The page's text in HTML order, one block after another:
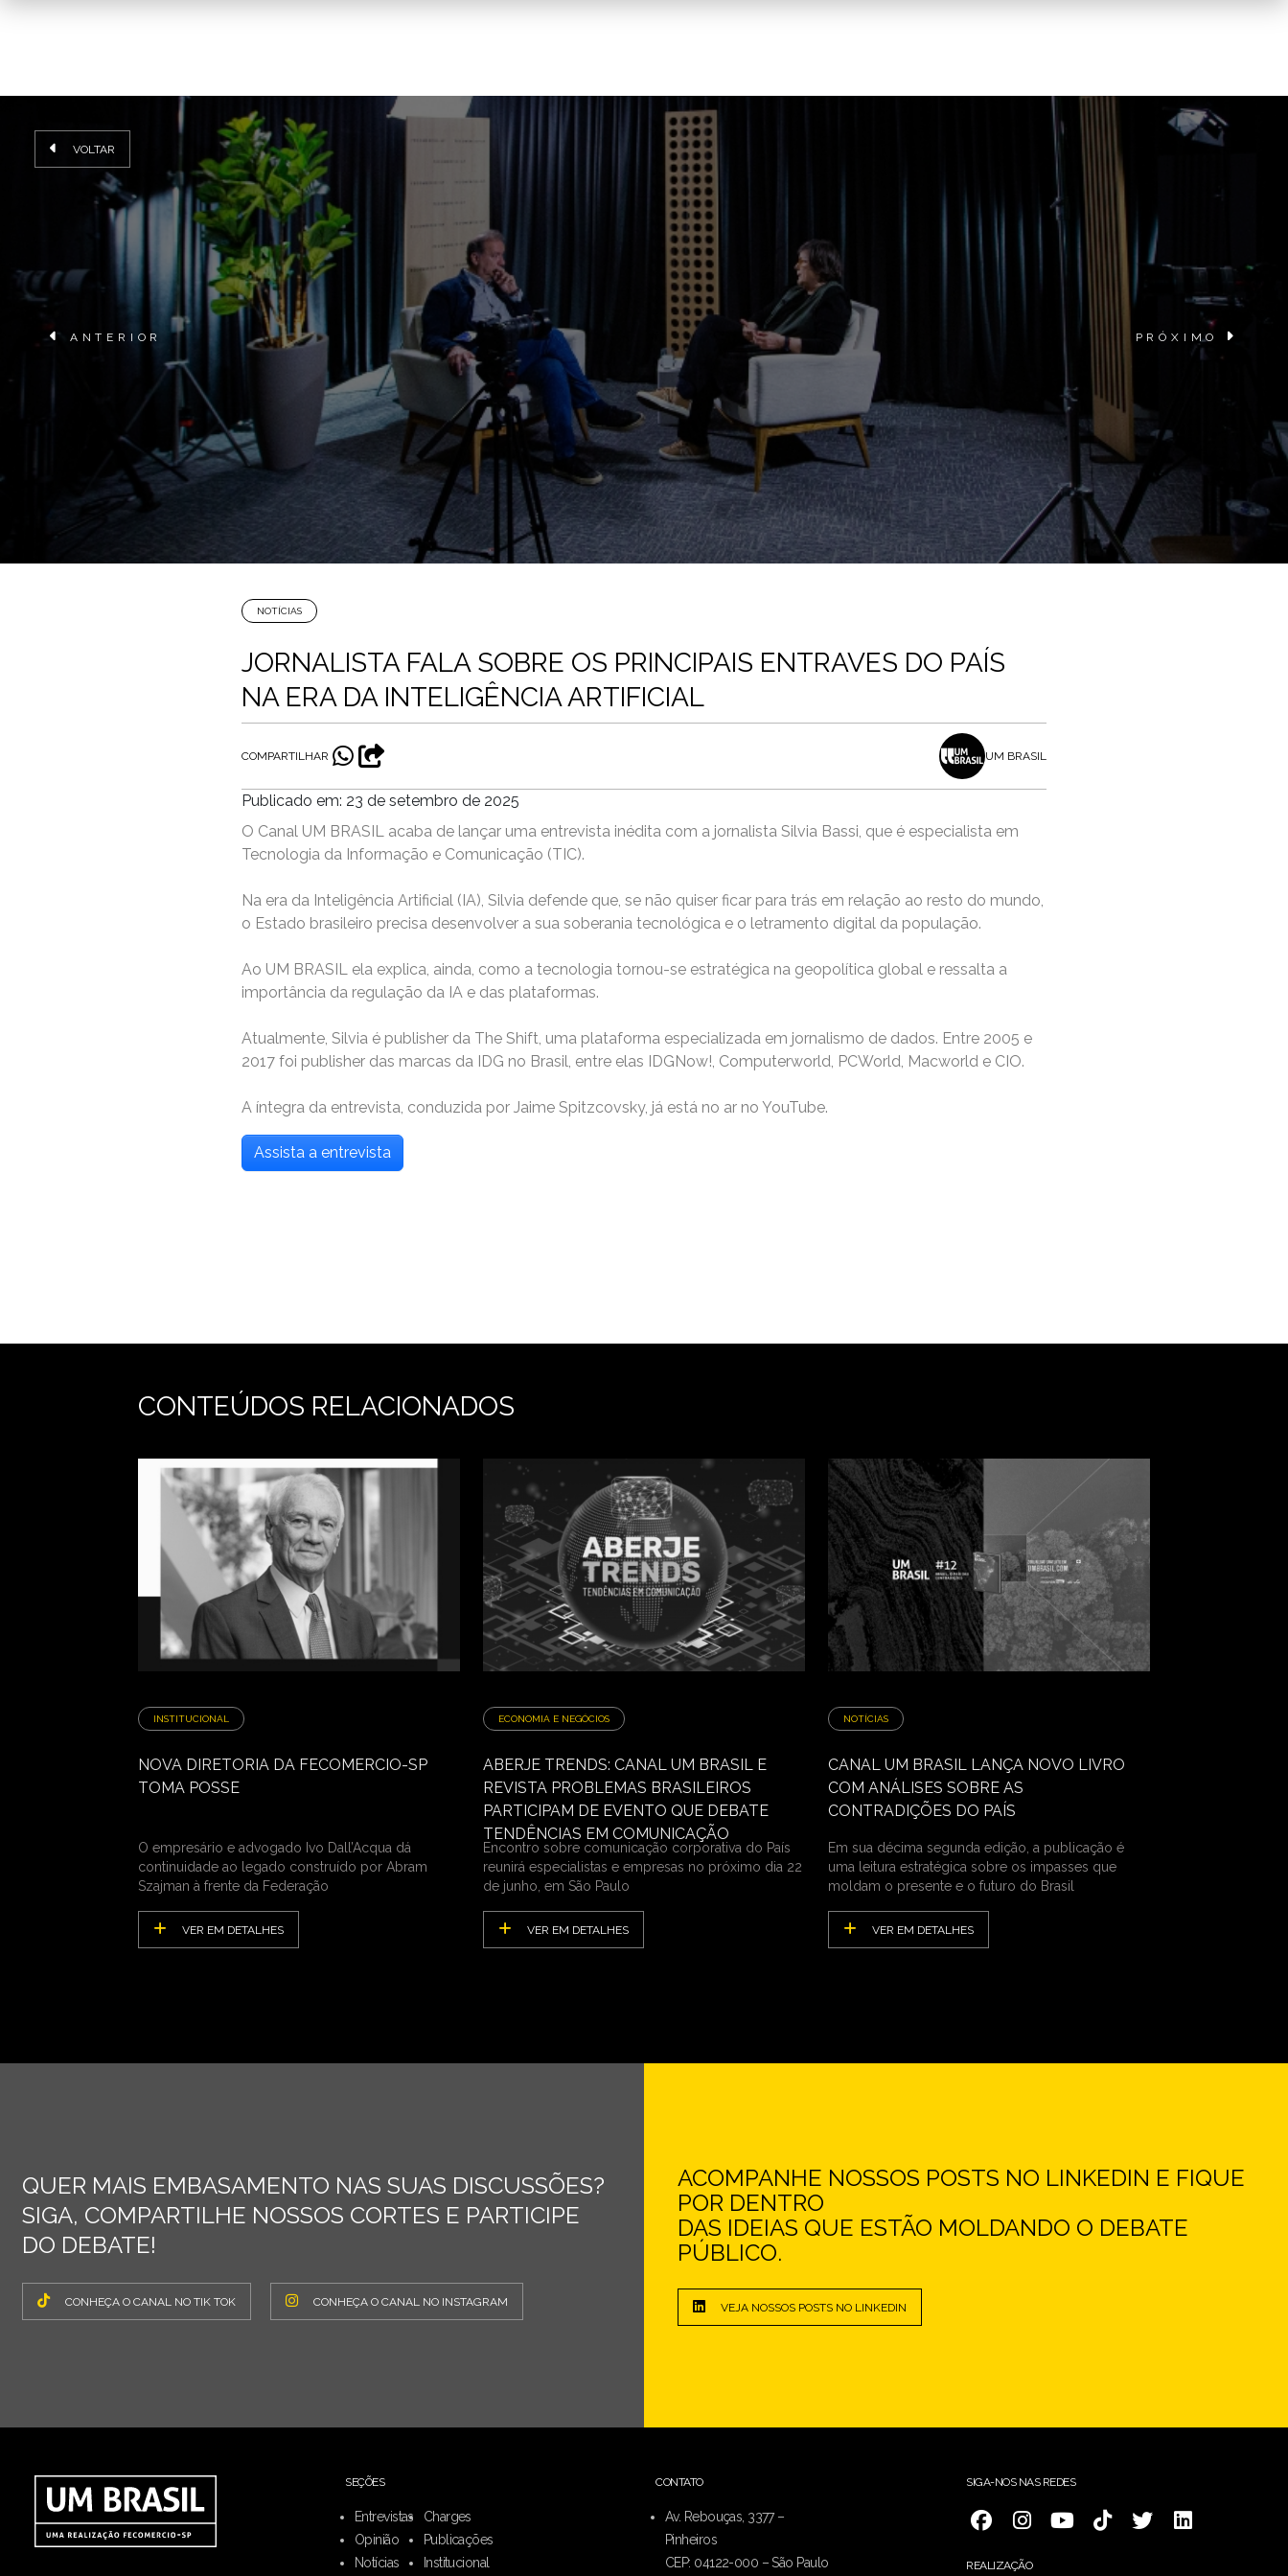
VOLTAR
ANTERIOR PRÓXIMO
NOTÍCIAS
JORNALISTA FALA SOBRE OS PRINCIPAIS ENTRAVES DO PAÍS
NA ERA DA INTELIGÊNCIA ARTIFICIAL
COMPARTILHAR UM BRASIL
Publicado em: 23 de setembro de 2025
O Canal UM BRASIL acaba de lançar uma entrevista inédita com a jornalista Silvia Bassi, que é especialista em
Tecnologia da Informação e Comunicação (TIC).
Na era da Inteligência Artificial (IA), Silvia defende que, se não quiser ficar para trás em relação ao resto do mundo,
o Estado brasileiro precisa desenvolver a sua soberania tecnológica e o letramento digital da população.
Ao UM BRASIL ela explica, ainda, como a tecnologia tornou-se estratégica na geopolítica global e ressalta a
importância da regulação da IA e das plataformas.
Atualmente, Silvia é publisher da The Shift, uma plataforma especializada em jornalismo de dados. Entre 2005 e
2017 foi publisher das marcas da IDG no Brasil, entre elas IDGNow!, Computerworld, PCWorld, Macworld e CIO.
A íntegra da entrevista, conduzida por Jaime Spitzcovsky, já está no ar no YouTube.
Assista a entrevista
CONTEÚDOS RELACIONADOS
INSTITUCIONAL
NOVA DIRETORIA DA FECOMERCIO-SP
TOMA POSSE
O empresário e advogado Ivo Dall’Acqua dá
continuidade ao legado construído por Abram
Szajman à frente da Federação
VER EM DETALHES
ECONOMIA E NEGÓCIOS
ABERJE TRENDS: CANAL UM BRASIL E
REVISTA PROBLEMAS BRASILEIROS
PARTICIPAM DE EVENTO QUE DEBATE
TENDÊNCIAS EM COMUNICAÇÃO
Encontro sobre comunicação corporativa do País
reunirá especialistas e empresas no próximo dia 22
de junho, em São Paulo
VER EM DETALHES
NOTÍCIAS
CANAL UM BRASIL LANÇA NOVO LIVRO
COM ANÁLISES SOBRE AS
CONTRADIÇÕES DO PAÍS
Em sua décima segunda edição, a publicação é
uma leitura estratégica sobre os impasses que
moldam o presente e o futuro do Brasil
VER EM DETALHES
QUER MAIS EMBASAMENTO NAS SUAS DISCUSSÕES?
SIGA, COMPARTILHE NOSSOS CORTES E PARTICIPE
DO DEBATE!
CONHEÇA O CANAL NO TIK TOK CONHEÇA O CANAL NO INSTAGRAM
ACOMPANHE NOSSOS POSTS NO LINKEDIN E FIQUE
POR DENTRO
DAS IDEIAS QUE ESTÃO MOLDANDO O DEBATE
PÚBLICO.
VEJA NOSSOS POSTS NO LINKEDIN
SEÇÕES
Entrevistas
Opinião
Notícias
Charges
Publicações
Institucional
CONTATO
Av. Rebouças, 3377 –
Pinheiros
CEP: 04122-000 – São Paulo
SIGA-NOS NAS REDES
REALIZAÇÃO